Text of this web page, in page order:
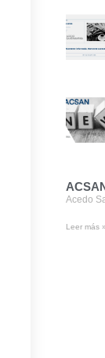
Acedo
Leer más »